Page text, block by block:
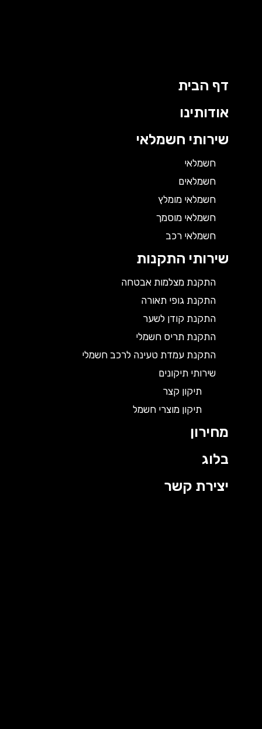
דף הבית
אודותינו
שירותי חשמלאי
חשמלאי
חשמלאים
חשמלאי מומלץ
חשמלאי מוסמך
חשמלאי רכב
שירותי התקנות
התקנת מצלמות אבטחה
התקנת גופי תאורה
התקנת קודן לשער
התקנת תריס חשמלי
התקנת עמדת טעינה לרכב חשמלי
שירותי תיקונים
תיקון קצר
תיקון מוצרי חשמל
מחירון
בלוג
יצירת קשר